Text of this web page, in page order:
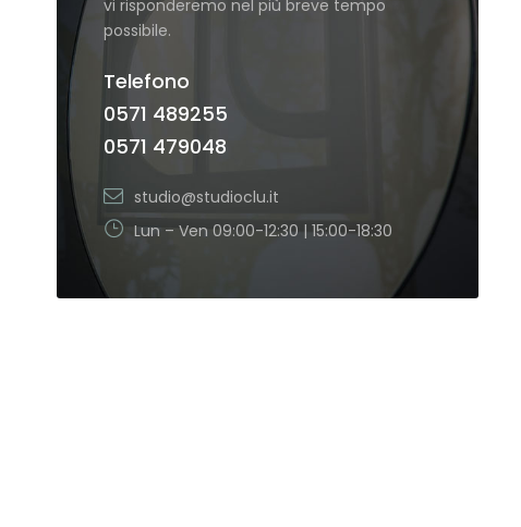
vi risponderemo nel più breve tempo
possibile.
Telefono
0571 489255
0571 479048
studio@studioclu.it
Lun – Ven 09:00-12:30 | 15:00-18:30